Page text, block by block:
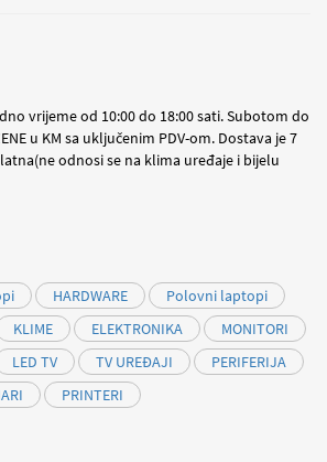
vrijeme od 10:00 do 18:00 sati. Subotom do
u KM sa uključenim PDV-om. Dostava je 7
odnosi se na klima uređaje i bijelu
HARDWARE
Polovni laptopi
KLIME ELEKTRONIKA
MONITORI
LED TV TV UREĐAJI
PERIFERIJA
PRINTERI